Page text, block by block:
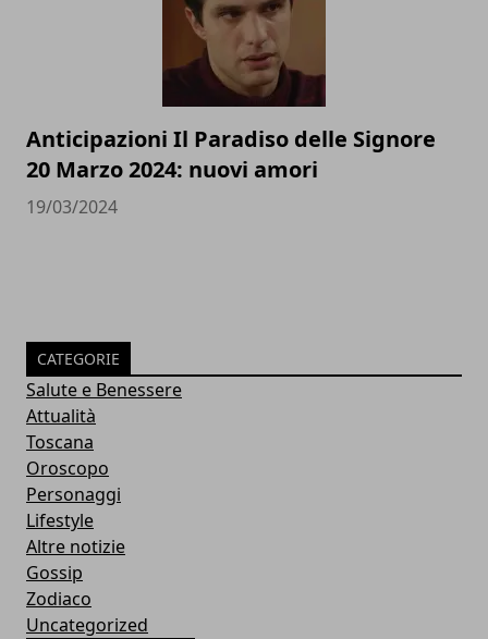
Anticipazioni Il Paradiso delle Signore
20 Marzo 2024: nuovi amori
19/03/2024
CATEGORIE
Salute e Benessere
Attualità
Toscana
Oroscopo
Personaggi
Lifestyle
Altre notizie
Gossip
Zodiaco
Uncategorized